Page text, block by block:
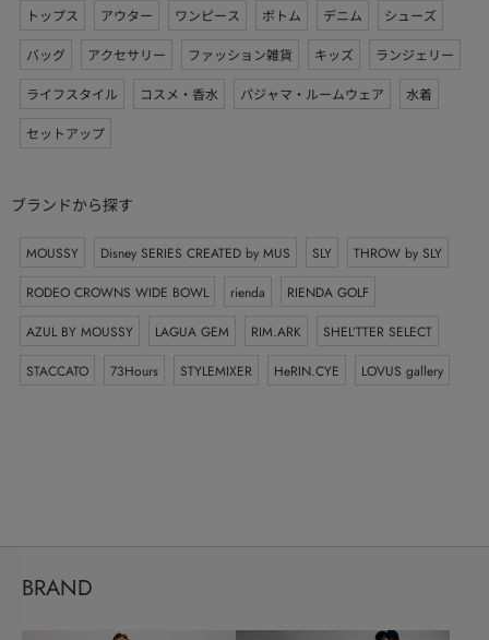
トップス アウター ワンピース ボトム デニム
シューズ
バッグ
アクセサリー ファッション雑貨 キッズ
ランジェリー
ライフスタイル
コスメ・香水 パジャマ・ルームウェア
水着
セットアップ
ブランドから探す
MOUSSY Disney SERIES CREATED by MUS SLY
THROW by SLY
RODEO CROWNS WIDE BOWL
rienda
RIENDA GOLF
AZUL BY MOUSSY
LAGUA GEM RIM.ARK
SHEL’TTER SELECT
STACCATO
73Hours STYLEMIXER HeRIN.CYE LOVUS gallery
BRAND